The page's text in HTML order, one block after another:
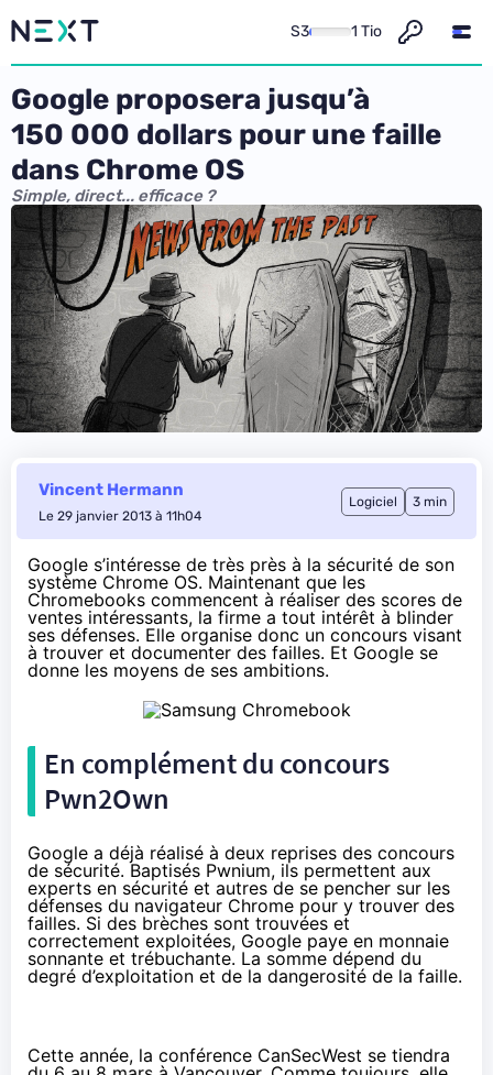
S3 1 Tio
Google proposera jusqu’à
150 000 dollars pour une faille
dans Chrome OS
Simple, direct... efficace ?
Vincent Hermann
Le 29 janvier 2013 à 11h04
Logiciel 3 min
Google s’intéresse de très près à la sécurité de son
système Chrome OS. Maintenant que les
Chromebooks commencent à réaliser des scores de
ventes intéressants, la firme a tout intérêt à blinder
ses défenses. Elle organise donc un concours visant
à trouver et documenter des failles. Et Google se
donne les moyens de ses ambitions.
En complément du concours
Pwn2Own
Google a déjà réalisé à deux reprises des concours
de sécurité. Baptisés Pwnium, ils permettent aux
experts en sécurité et autres de se pencher sur les
défenses du navigateur Chrome pour y trouver des
failles. Si des brèches sont trouvées et
correctement exploitées, Google paye en monnaie
sonnante et trébuchante. La somme dépend du
degré d’exploitation et de la dangerosité de la faille.
Cette année, la conférence CanSecWest se tiendra